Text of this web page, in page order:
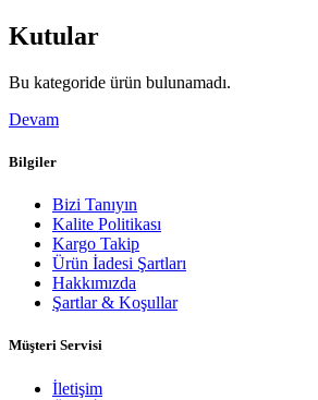
Kutular
Bu kategoride ürün bulunamadı.
Devam
Bilgiler
Bizi Tanıyın
Kalite Politikası
Kargo Takip
Ürün İadesi Şartları
Hakkımızda
Şartlar & Koşullar
Müşteri Servisi
İletişim